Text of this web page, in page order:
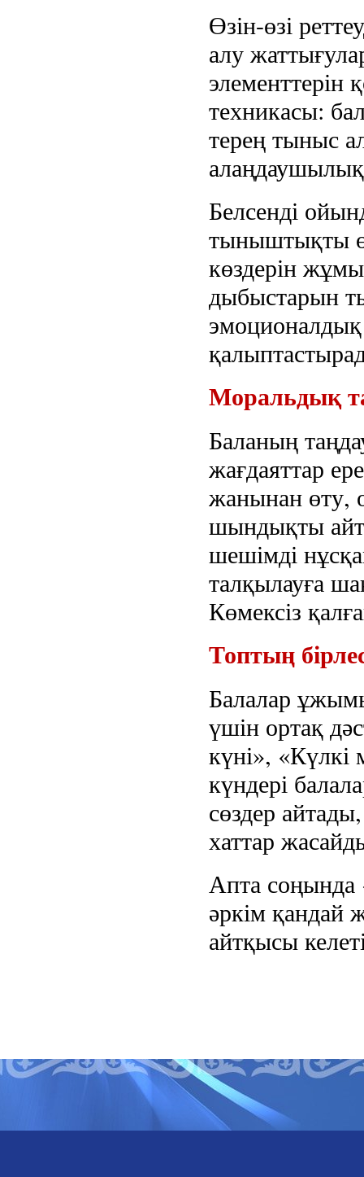
Өзін-өзі
алу
техникасы:
терең тыныс
Белсенді
тыныштықты
көздерін
дыбыстарын
эмоционалдық
Моральдық
Баланың
жағдаяттар
жанынан өту,
шындықты
шешімді
талқылауға
Көмексіз
Топтың
Балалар
үшін ортақ
күні»,
күндері
сөздер
хаттар
Апта соңында
әркім қандай
айтқысы